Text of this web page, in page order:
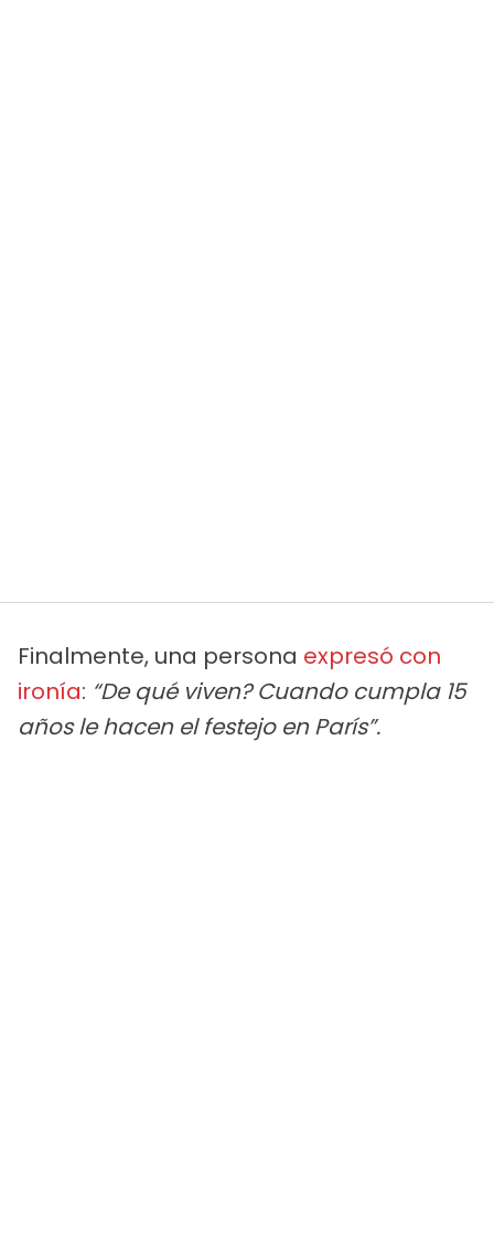
Finalmente, una persona expresó con
ironía: “De qué viven? Cuando cumpla 15
años le hacen el festejo en París”.